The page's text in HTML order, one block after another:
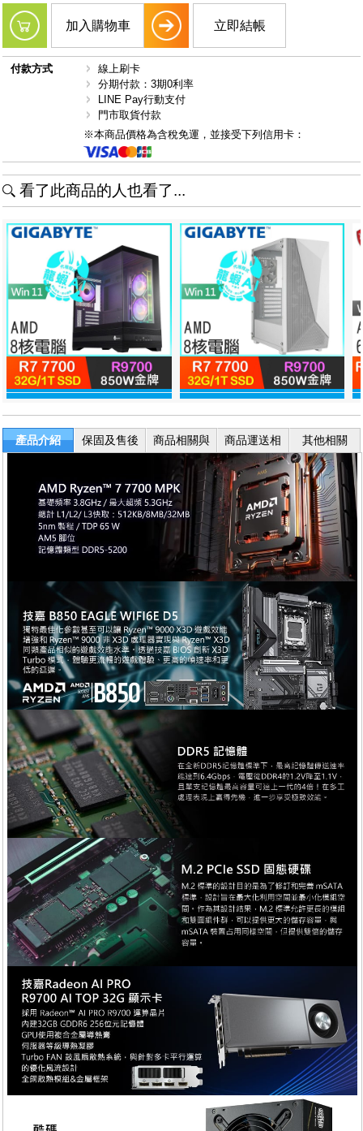
加入購物車 立即結帳
付款方式
線上刷卡
分期付款：3期0利率
LINE Pay行動支付
門市取貨付款
※本商品價格為含稅免運，並接受下列信用卡：
看了此商品的人也看了...
產品介紹
保固及售後
商品相關與
退換貨
商品運送相
關
其他相關